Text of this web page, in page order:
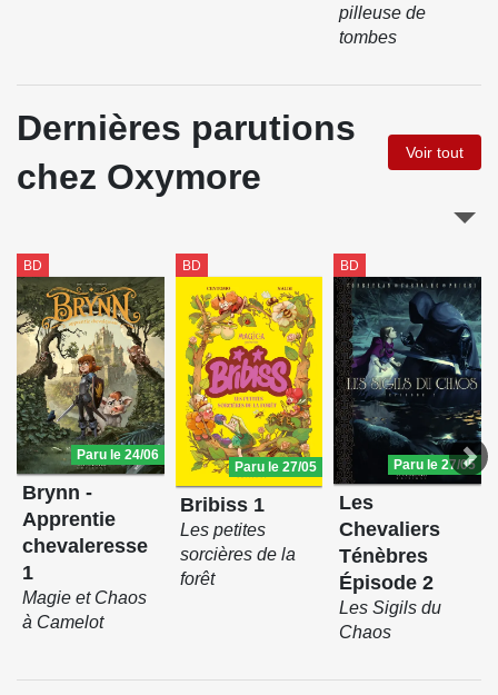
pilleuse de
tombes
Dernières parutions
chez Oxymore
Voir tout
BD
Paru le 24/06
Brynn -
Apprentie
chevaleresse
1
Magie et Chaos
à Camelot
BD
Paru le 27/05
Bribiss 1
Les petites
sorcières de la
forêt
BD
Paru le 27/05
Les
Chevaliers
Ténèbres
Épisode 2
Les Sigils du
Chaos